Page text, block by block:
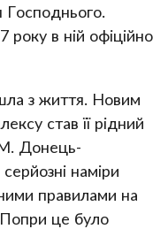
Господнього.
року в ній офіційно
з життя. Новим
став її рідний
Донець-
наміри
правилами на
це було